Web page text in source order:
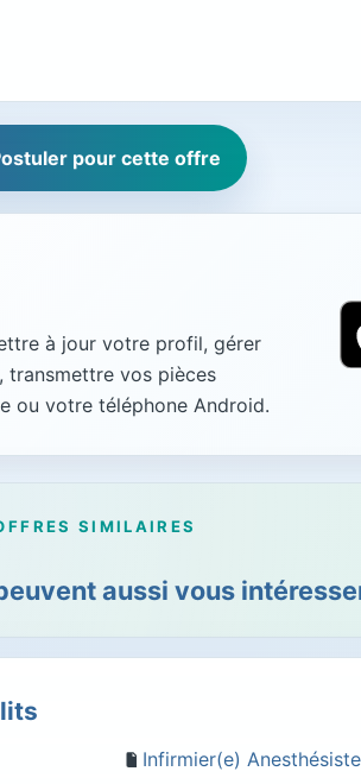
pour cette offre
à jour votre profil, gérer
transmettre vos pièces
ou votre téléphone Android.
SIMILAIRES
aussi vous
Infirmier(e) Anesthésiste